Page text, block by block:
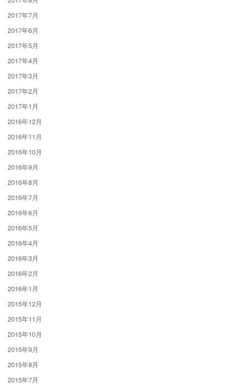
2017年7月
2017年6月
2017年5月
2017年4月
2017年3月
2017年2月
2017年1月
2016年12月
2016年11月
2016年10月
2016年9月
2016年8月
2016年7月
2016年6月
2016年5月
2016年4月
2016年3月
2016年2月
2016年1月
2015年12月
2015年11月
2015年10月
2015年9月
2015年8月
2015年7月